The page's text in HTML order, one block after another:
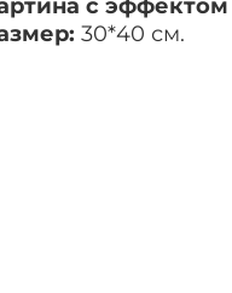
с эффектом
30*40 см.